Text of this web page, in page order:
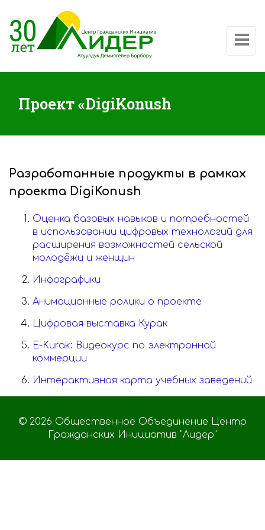
Проект «DigiKonush
Разработанные продукты в рамках
проекта DigiKonush
Оценка базовых навыков и потребностей
в использовании цифровых технологий для
расширения возможностей сельской
молодёжи и женщин
Инфографики
Анимационные ролики о проекте
Цифровая выставка Курак
E-Kurak: Видеокурс по электронной
коммерции
Интерактивная карта учебных заведений
© 2026 Общественное Объединение Центр
Гражданских Инициатив "Лидер"